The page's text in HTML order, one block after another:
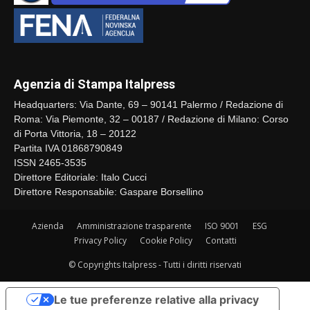
Agenzia di Stampa Italpress
Headquarters: Via Dante, 69 – 90141 Palermo / Redazione di
Roma: Via Piemonte, 32 – 00187 / Redazione di Milano: Corso
di Porta Vittoria, 18 – 20122
Partita IVA 01868790849
ISSN 2465-3535
Direttore Editoriale: Italo Cucci
Direttore Responsabile: Gaspare Borsellino
Azienda Amministrazione trasparente ISO 9001
ESG
Privacy Policy
Cookie Policy Contatti
© Copyrights Italpress - Tutti i diritti riservati
Le tue preferenze relative alla privacy